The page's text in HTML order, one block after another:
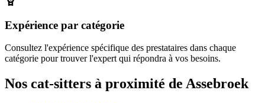
Expérience par catégorie
Consultez l'expérience spécifique des prestataires dans chaque
catégorie pour trouver l'expert qui répondra à vos besoins.
Nos cat-sitters à proximité de Assebroek